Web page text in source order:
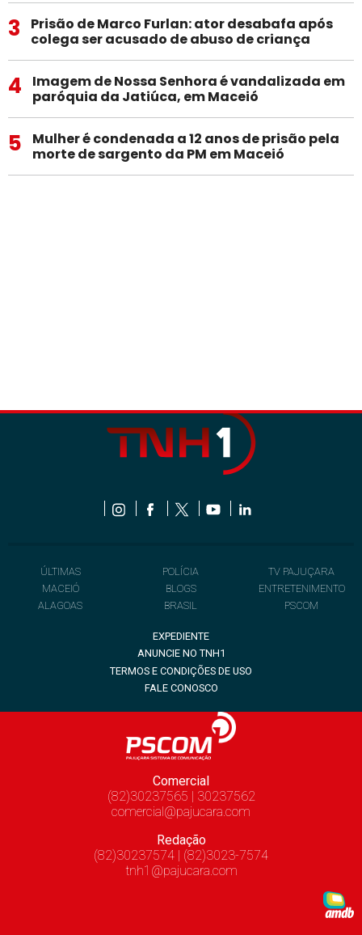
3
Prisão de Marco Furlan: ator desabafa após
colega ser acusado de abuso de criança
4
Imagem de Nossa Senhora é vandalizada em
paróquia da Jatiúca, em Maceió
5
Mulher é condenada a 12 anos de prisão pela
morte de sargento da PM em Maceió
ÚLTIMAS
MACEIÓ
ALAGOAS
POLÍCIA
BLOGS
BRASIL
TV PAJUÇARA
ENTRETENIMENTO
PSCOM
EXPEDIENTE
ANUNCIE NO TNH1
TERMOS E CONDIÇÕES DE USO
FALE CONOSCO
Comercial
(82)30237565 | 30237562
comercial@pajucara.com
Redação
(82)30237574 | (82)3023-7574
tnh1@pajucara.com